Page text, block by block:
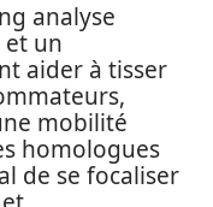
analyse
un
aider à tisser
mobilité
homologues
de se focaliser